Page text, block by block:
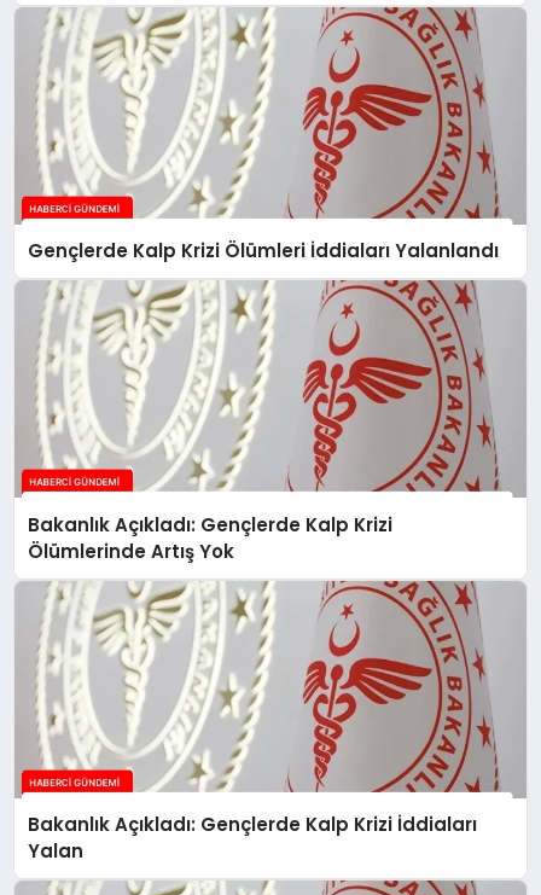
Gençlerde Kalp Krizi Ölümleri İddiaları Yalanlandı
Bakanlık Açıkladı: Gençlerde Kalp Krizi
Ölümlerinde Artış Yok
Bakanlık Açıkladı: Gençlerde Kalp Krizi İddiaları
Yalan